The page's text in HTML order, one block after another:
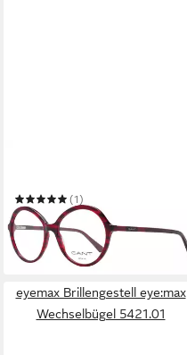
(1)
59,25 € UVP 135,00 €
-56%
in 2-3 Werktagen bei dir
eyemax Brillengestell eye:max
Wechselbügel 5421.01